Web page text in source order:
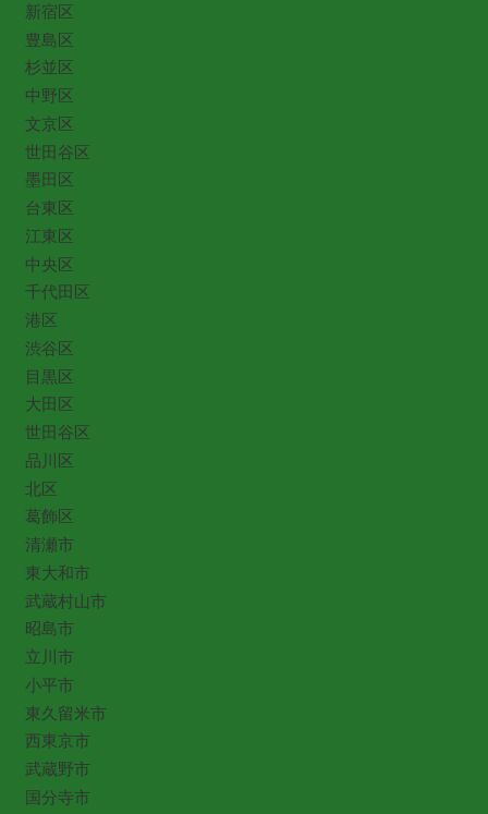
新宿区
豊島区
杉並区
中野区
文京区
世田谷区
墨田区
台東区
江東区
中央区
千代田区
港区
渋谷区
目黒区
大田区
世田谷区
品川区
北区
葛飾区
清瀬市
東大和市
武蔵村山市
昭島市
立川市
小平市
東久留米市
西東京市
武蔵野市
国分寺市